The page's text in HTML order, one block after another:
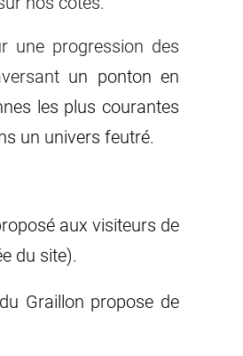
une progression des
un ponton en
les plus courantes
un univers feutré.
aux visiteurs de
du site).
Graillon propose de